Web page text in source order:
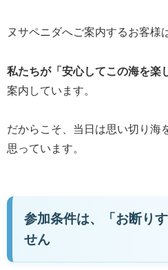
ヌサペニダへご案内するお客様
私たちが「安心してこの海を楽
案内しています。
だからこそ、当日は思い切り海
思っています。
参加条件は、「お断り
せん